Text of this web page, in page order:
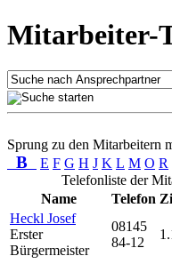
Mitarbeiter-
Sprung zu den Mitarbeitern
B E F G H J K L M O R
Telefonliste der
Name
Telefon
Heckl Josef
Erster
Bürgermeister
08145
84-12